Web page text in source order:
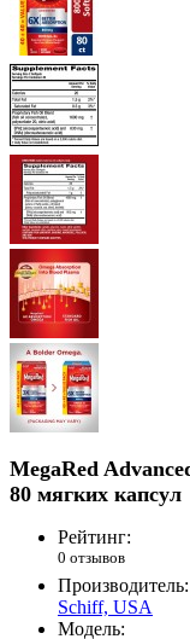
MegaRed
80 мягких капсул
Рейтинг:
0 отзывов
Производитель:
Schiff, USA
Модель: